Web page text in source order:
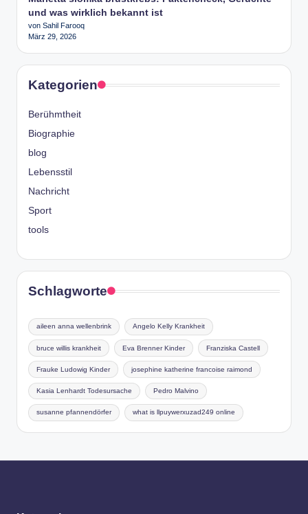
und was wirklich bekannt ist
von Sahil Farooq
März 29, 2026
Kategorien
Berühmtheit
Biographie
blog
Lebensstil
Nachricht
Sport
tools
Schlagworte
aileen anna wellenbrink Angelo Kelly Krankheit
bruce willis krankheit Eva Brenner Kinder Franziska Castell
Frauke Ludowig Kinder josephine katherine francoise raimond
Kasia Lenhardt Todesursache Pedro Malvino
susanne pfannendörfer what is llpuywerxuzad249 online